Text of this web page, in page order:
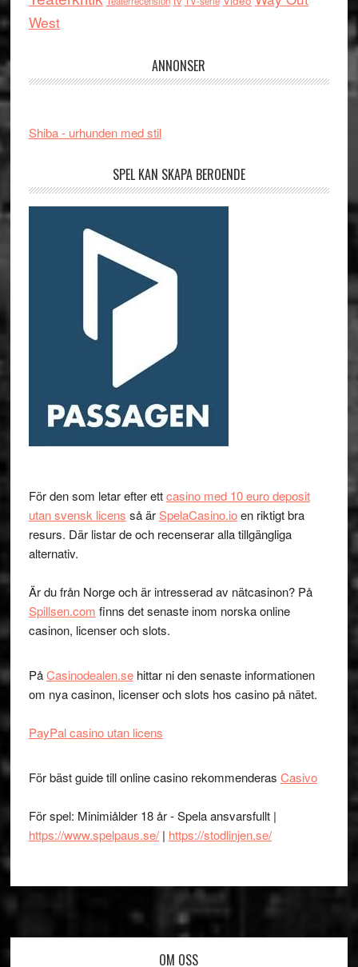
West
ANNONSER
Shiba - urhunden med stil
SPEL KAN SKAPA BEROENDE
För den som letar efter ettcasino med 10 euro deposit
utan svensk licens så ärSpelaCasino.ioen riktigt bra
resurs. Där listar de och recenserar alla tillgängliga
alternativ.
Är du från Norge och är intresserad av nätcasinon? På
Spillsen.com finns det senaste inom norska online
casinon, licenser och slots.
PåCasinodealen.sehittar ni den senaste informationen
om nya casinon, licenser och slots hos casino på nätet.
PayPal casino utan licens
För bäst guide till online casino rekommenderas Casivo
För spel: Minimiålder 18 år - Spela ansvarsfullt |
https://www.spelpaus.se/| https://stodlinjen.se/
OM OSS